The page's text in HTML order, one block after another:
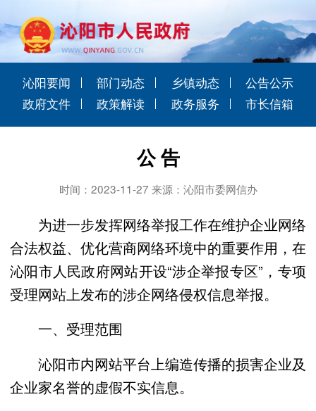
沁阳要闻 部门动态 乡镇动态
公告公示
政府文件
政策解读 政务服务 市长信箱
公 告
时间：2023-11-27 来源：沁阳市委网信办
为进一步发挥网络举报工作在维护企业网络
合法权益、优化营商网络环境中的重要作用，在
沁阳市人民政府网站开设“涉企举报专区”，专项
受理网站上发布的涉企网络侵权信息举报。
一、受理范围
沁阳市内网站平台上编造传播的损害企业及
企业家名誉的虚假不实信息。